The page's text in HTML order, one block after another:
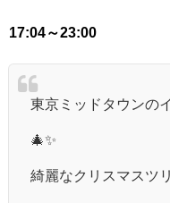
17:04～23:00
東京ミッドタウンの
🎄✨
綺麗なクリスマスツ